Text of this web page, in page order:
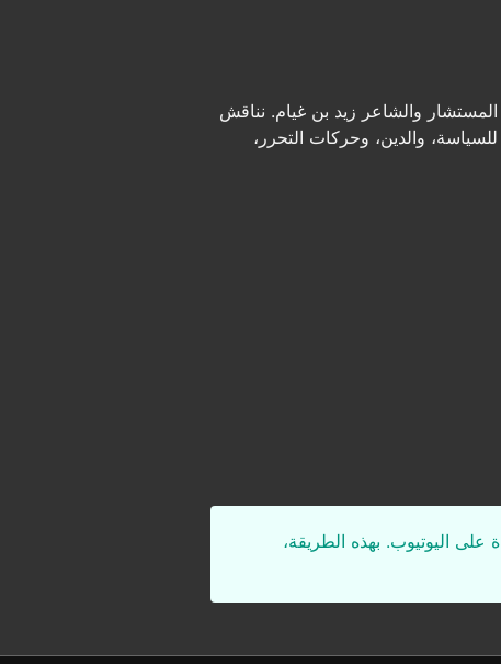
والشاعر زيد بن غيام. نناقش
والدين، وحركات التحرر،
على اليوتيوب. بهذه الطريقة،